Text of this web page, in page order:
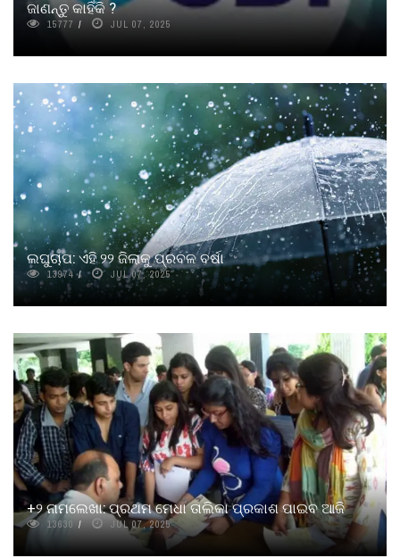
ଜାଣନ୍ତୁ କାହିଁକି ?
15777 JUL 07, 2025
ଲଘୁଚାପ: ଏହି ୨୨ ଜିଲାକୁ ପ୍ରବଳ ବର୍ଷା
13974 JUL 07, 2025
+୨ ନାମଲେଖା: ପ୍ରଥମ ମେଧା ତାଲିକା ପ୍ରକାଶ ପାଇବ ଆଜି
13630 JUL 07, 2025